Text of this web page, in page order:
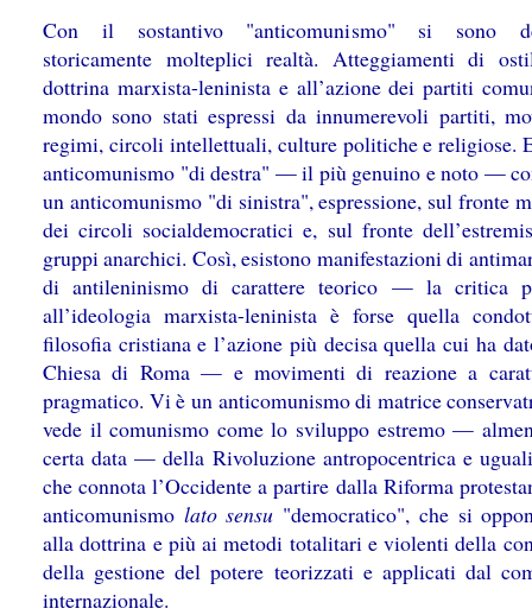
Con il sostantivo "anticomunismo" si sono
storicamente molteplici realtà. Atteggiamenti di
dottrina marxista-leninista e all’azione dei partiti
mondo sono stati espressi da innumerevoli partiti,
regimi, circoli intellettuali, culture politiche e religiose.
anticomunismo "di destra" — il più genuino e noto —
un anticomunismo "di sinistra", espressione, sul fronte
dei circoli socialdemocratici e, sul fronte
gruppi anarchici. Così, esistono manifestazioni di
di antileninismo di carattere teorico — la critica
all’ideologia marxista-leninista è forse quella
filosofia cristiana e l’azione più decisa quella cui ha
Chiesa di Roma — e movimenti di reazione a
pragmatico. Vi è un anticomunismo di matrice
vede il comunismo come lo sviluppo estremo —
certa data — della Rivoluzione antropocentrica e
che connota l’Occidente a partire dalla Riforma
anticomunismo lato sensu "democratico", che si
alla dottrina e più ai metodi totalitari e violenti della
della gestione del potere teorizzati e applicati dal
internazionale.